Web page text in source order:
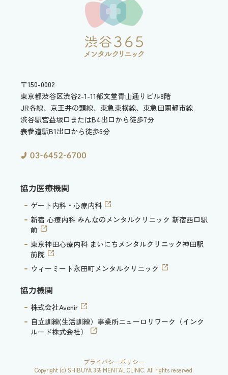
〒150-0002
東京都渋谷区渋谷2-1-11郁文堂青山通りビル8階
JR各線、京王井の頭線、東急東横線、東急田園都市線
渋谷駅宮益坂口またはB4出口から徒歩7分
表参道駅B1出口から徒歩6分
協力医療機関
ゲート内科・心療内科
新宿 心療内科 みんなのメンタルクリニック 新宿西口駅
前
東京神田心療内科 まいにちメンタルクリニック神田駅
前院
ウィーミート永田町メンタルクリニック
協力機関
株式会社Avenir
自立訓練(生活訓練）事業所ニューロリワーク（インク
ルード株式会社）
Copyright (c) SHIBUYA 365 MENTAL CLINIC. All rights reserved.
プライバシーポリシー